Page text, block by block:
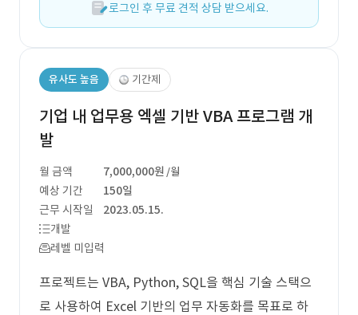
로그인 후 무료 견적 상담 받으세요.
유사도 높음 기간제
기업 내 업무용 엑셀 기반 VBA 프로그램 개
발
월 금액 7,000,000원 /월
예상 기간
150일
근무 시작일
2023.05.15.
개발
레벨 미입력
프로젝트는 VBA, Python, SQL을 핵심 기술 스택으
로 사용하여 Excel 기반의 업무 자동화를 목표로 하